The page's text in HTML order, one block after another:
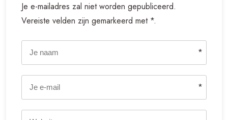
Je e-mailadres zal niet worden gepubliceerd.
Vereiste velden zijn gemarkeerd met *.
*
*